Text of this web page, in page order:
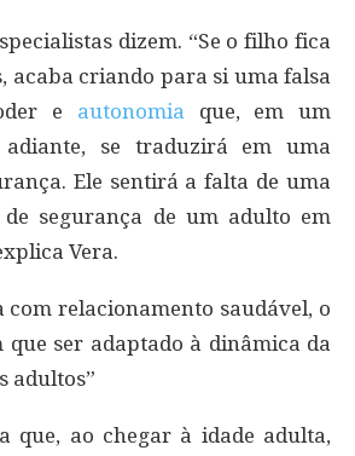
dizem. “Se o filho fica
acaba criando para si uma falsa
e autonomia que, em um
se traduzirá em uma
Ele sentirá a falta de uma
segurança de um adulto em
Vera.
com relacionamento saudável, o
ser adaptado à dinâmica da
adultos”
que, ao chegar à idade adulta,